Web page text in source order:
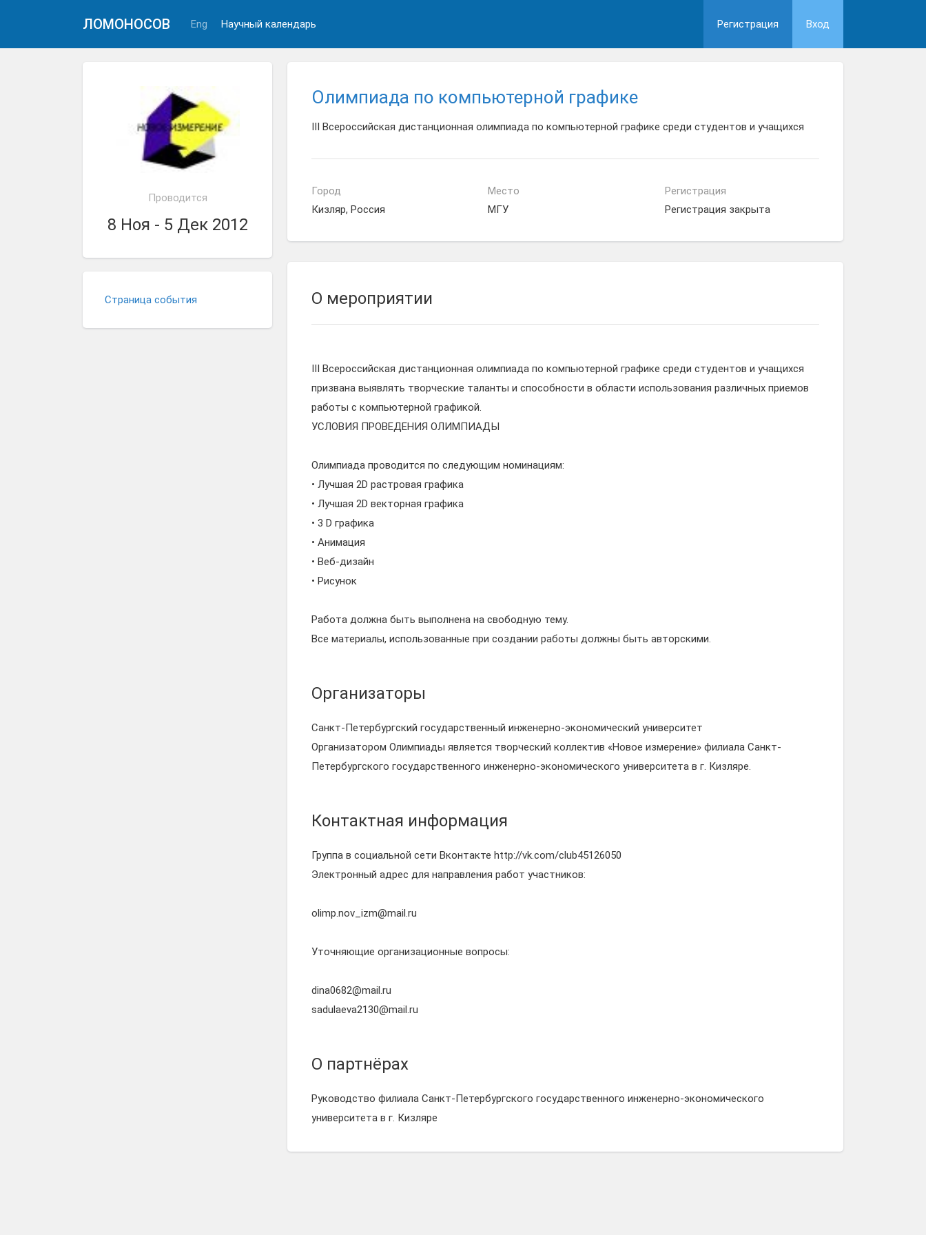
ЛОМОНОСОВ Eng Научный календарь Регистрация Вход
Проводится
8 Ноя - 5 Дек 2012
Страница события
Олимпиада по компьютерной графике
III Всероссийская дистанционная олимпиада по компьютерной графике среди студентов и учащихся
Город
Кизляр, Россия
Место
МГУ
Регистрация
Регистрация закрыта
О мероприятии
III Всероссийская дистанционная олимпиада по компьютерной графике среди студентов и учащихся
призвана выявлять творческие таланты и способности в области использования различных приемов
работы с компьютерной графикой.
УСЛОВИЯ ПРОВЕДЕНИЯ ОЛИМПИАДЫ
Олимпиада проводится по следующим номинациям:
• Лучшая 2D растровая графика
• Лучшая 2D векторная графика
• 3 D графика
• Анимация
• Веб-дизайн
• Рисунок
Работа должна быть выполнена на свободную тему.
Все материалы, использованные при создании работы должны быть авторскими.
Организаторы
Санкт-Петербургский государственный инженерно-экономический университет
Организатором Олимпиады является творческий коллектив «Новое измерение» филиала Санкт-
Петербургского государственного инженерно-экономического университета в г. Кизляре.
Контактная информация
Группа в социальной сети Вконтакте http://vk.com/club45126050
Электронный адрес для направления работ участников:
olimp.nov_izm@mail.ru
Уточняющие организационные вопросы:
dina0682@mail.ru
sadulaeva2130@mail.ru
О партнёрах
Руководство филиала Санкт-Петербургского государственного инженерно-экономического
университета в г. Кизляре